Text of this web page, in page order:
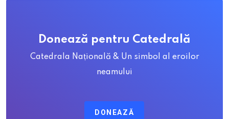
Donează pentru Catedrală
Catedrala Națională & Un simbol al eroilor
neamului
DONEAZĂ